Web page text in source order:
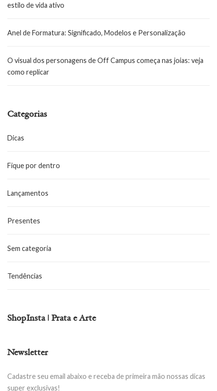
estilo de vida ativo
Anel de Formatura: Significado, Modelos e Personalização
O visual dos personagens de Off Campus começa nas joias: veja
como replicar
Categorias
Dicas
Fique por dentro
Lançamentos
Presentes
Sem categoria
Tendências
ShopInsta | Prata e Arte
Newsletter
Cadastre seu email abaixo e receba de primeira mão nossas dicas
super exclusivas!